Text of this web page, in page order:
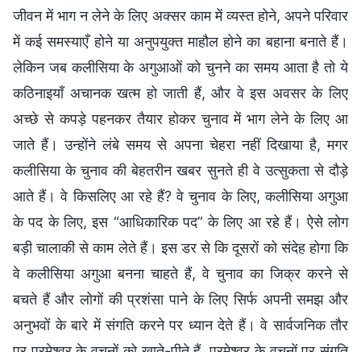
जीवन में भाग न लेने के लिए अक्सर काम में व्यस्त होने, अपने परिवार
में कई समस्याएँ होने या अनुपयुक्त माहौल होने का बहाना बनाते हैं।
लेकिन जब कलीसिया के अगुआओं को चुनने का समय आता है तो ये
कठिनाइयाँ अचानक खत्म हो जाती हैं, और वे इस अवसर के लिए
अच्छे से कपड़े पहनकर तैयार होकर चुनाव में भाग लेने के लिए आ
जाते हैं। उन्होंने लंबे समय से अपना चेहरा नहीं दिखाया है, मगर
कलीसिया के चुनाव की बेहतरीन खबर सुनते ही वे उत्सुकता से दौड़े
आते हैं। वे किसलिए आ रहे हैं? वे चुनाव के लिए, कलीसिया अगुआ
के पद के लिए, इस “आधिकारिक पद” के लिए आ रहे हैं। ऐसे लोग
बड़ी चालाकी से काम लेते हैं। इस डर से कि दूसरों को संदेह होगा कि
वे कलीसिया अगुआ बनना चाहते हैं, वे चुनाव का जिक्र करने से
बचते हैं और लोगों की प्रशंसा पाने के लिए सिर्फ अपनी समझ और
अनुभवों के बारे में संगति करने पर ध्यान देते हैं। वे सार्वजनिक तौर